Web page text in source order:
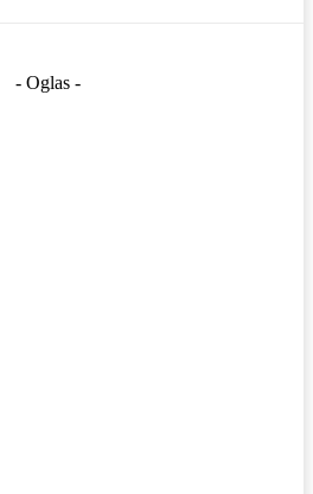
- Oglas -